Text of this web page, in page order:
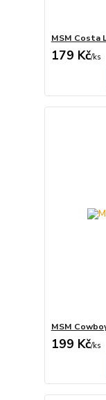
MSM Costa
179 Kč/ks
MSM
199 Kč/ks